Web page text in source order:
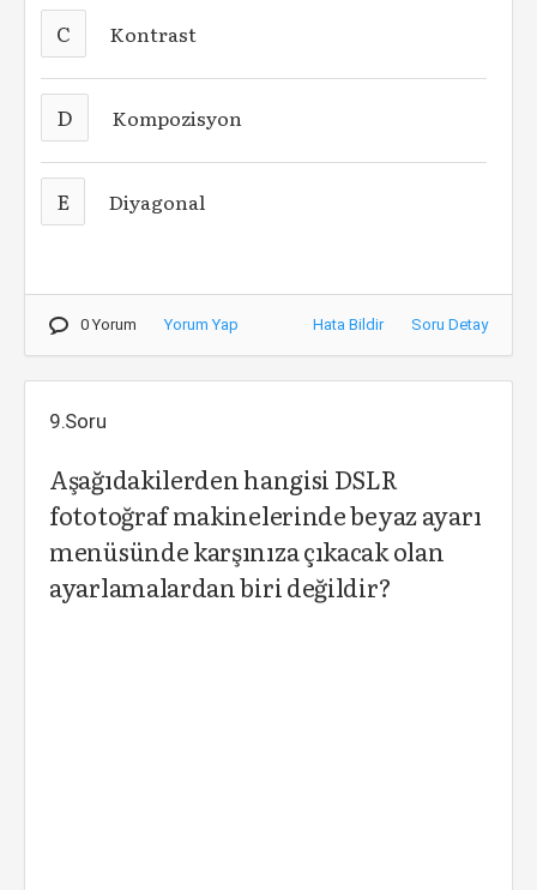
C Kontrast
D Kompozisyon
E Diyagonal
0 Yorum Yorum Yap Hata Bildir Soru Detay
9.Soru
Aşağıdakilerden hangisi DSLR
fototoğraf makinelerinde beyaz ayarı
menüsünde karşınıza çıkacak olan
ayarlamalardan biri değildir?